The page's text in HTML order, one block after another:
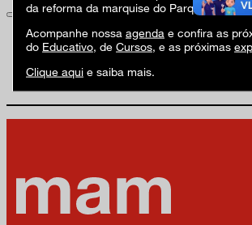
da reforma da marquise do Parque
Acompanhe nossa agenda e confira as
do Educativo, de Cursos, e as próximas
Clique aqui e saiba mais.